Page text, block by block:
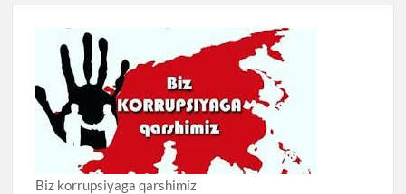
Biz korrupsiyaga qarshimiz